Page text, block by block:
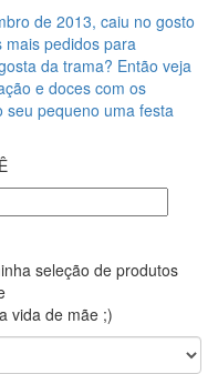
de 2013, caiu no gosto
mais pedidos para
da trama? Então veja
e doces com os
seu pequeno uma festa
seleção de produtos
vida de mãe ;)